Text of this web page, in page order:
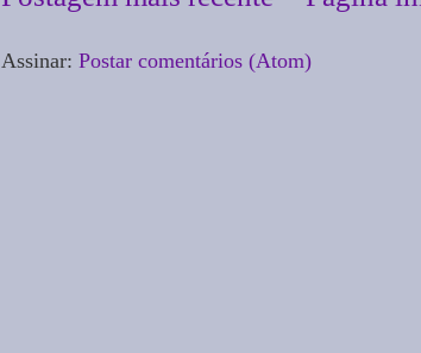
Assinar: Postar comentários (Atom)